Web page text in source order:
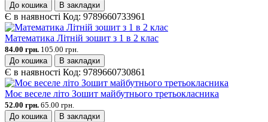
До кошика
В закладки
Є в наявності Код: 9789660733961
Математика Літній зошит з 1 в 2 клас
84.00 грн. 105.00 грн.
До кошика
В закладки
Є в наявності Код: 9789660730861
Моє веселе літо Зошит майбутнього третьокласника
52.00 грн. 65.00 грн.
До кошика
В закладки